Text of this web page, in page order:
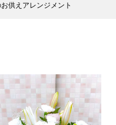
供えアレンジメント